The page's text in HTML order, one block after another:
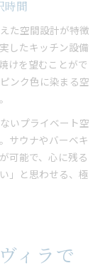
時間
た空間設計が特徴
したキッチン設備
けを望むことがで
ンク色に染まる空
いプライベート空
サウナやバーベキ
可能で、心に残る
」と思わせる、極
ィラで